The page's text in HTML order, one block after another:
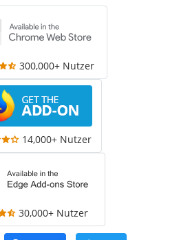
300,000+ Nutzer
14,000+ Nutzer
30,000+ Nutzer